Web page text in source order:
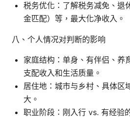
税务优化：了解税务减免、退
金匹配）等，最大化净收入。
八、个人情况对判断的影响
家庭结构：单身、有伴侣、养
支配收入和生活质量。
居住地：城市与乡村、具体区
大。
职业阶段：刚入行 vs. 有经验